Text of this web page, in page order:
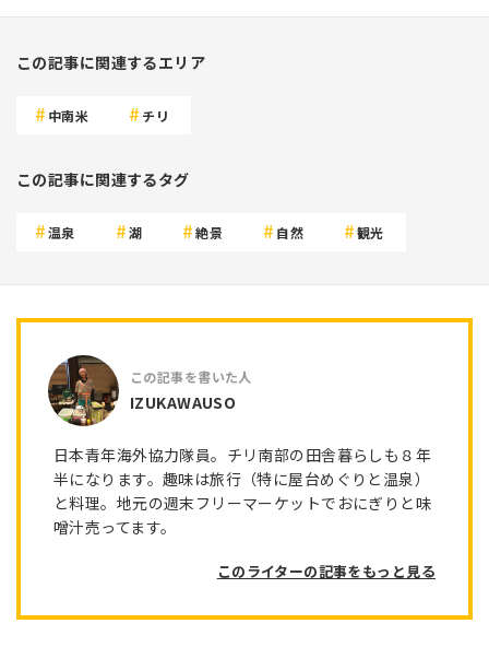
この記事に関連するエリア
中南米 チリ
この記事に関連するタグ
温泉 湖 絶景 自然 観光
IZUKAWAUSO
日本青年海外協力隊員。チリ南部の田舎暮らしも８年
半になります。趣味は旅行（特に屋台めぐりと温泉）
と料理。地元の週末フリーマーケットでおにぎりと味
噌汁売ってます。
このライターの記事をもっと見る